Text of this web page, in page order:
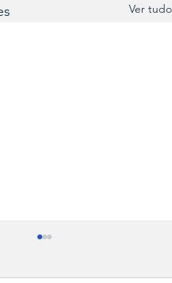
Ver tudo